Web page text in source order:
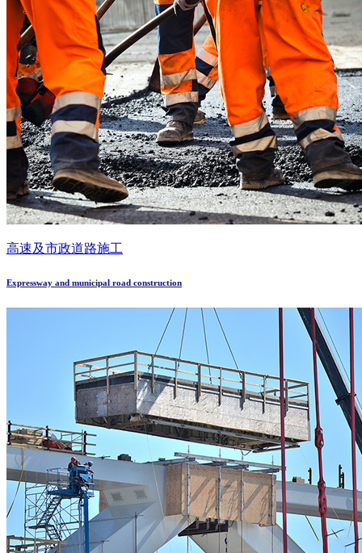
高速及市政道路施工
Expressway and municipal road construction